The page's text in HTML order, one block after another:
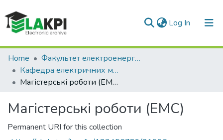
Log In (current)
Communities & Collections
All of DSpace
Home
Факультет електроенерготехніки та автоматики (ФЕА)
Кафедра електричних мереж та систем (ЕМС)
Магістерські роботи (ЕМС)
Магістерські роботи (ЕМС)
Permanent URI for this collection